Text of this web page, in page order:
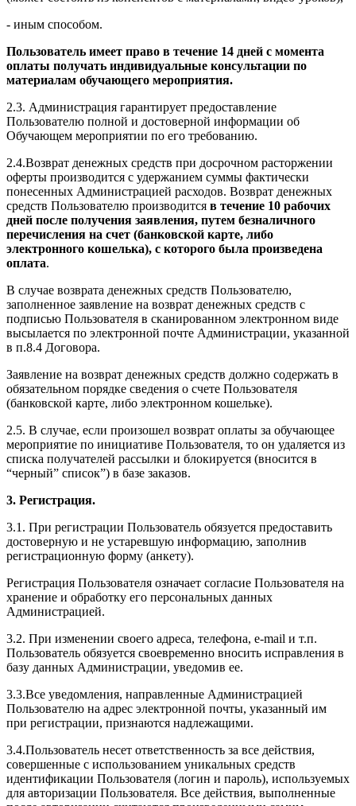
- иным способом.
Пользователь имеет право в течение 14 дней с момента
оплаты получать индивидуальные консультации по
материалам обучающего мероприятия.
2.3. Администрация гарантирует предоставление
Пользователю полной и достоверной информации об
Обучающем мероприятии по его требованию.
2.4.Возврат денежных средств при досрочном расторжении
оферты производится с удержанием суммы фактически
понесенных Администрацией расходов. Возврат денежных
средств Пользователю производится в течение 10 рабочих
дней после получения заявления, путем безналичного
перечисления на счет (банковской карте, либо
электронного кошелька), с которого была произведена
оплата.
В случае возврата денежных средств Пользователю,
заполненное заявление на возврат денежных средств с
подписью Пользователя в сканированном электронном виде
высылается по электронной почте Администрации, указанной
в п.8.4 Договора.
Заявление на возврат денежных средств должно содержать в
обязательном порядке сведения о счете Пользователя
(банковской карте, либо электронном кошельке).
2.5. В случае, если произошел возврат оплаты за обучающее
мероприятие по инициативе Пользователя, то он удаляется из
списка получателей рассылки и блокируется (вносится в
“черный” список”) в базе заказов.
3. Регистрация.
3.1. При регистрации Пользователь обязуется предоставить
достоверную и не устаревшую информацию, заполнив
регистрационную форму (анкету).
Регистрация Пользователя означает согласие Пользователя на
хранение и обработку его персональных данных
Администрацией.
3.2. При изменении своего адреса, телефона, e-mail и т.п.
Пользователь обязуется своевременно вносить исправления в
базу данных Администрации, уведомив ее.
3.3.Все уведомления, направленные Администрацией
Пользователю на адрес электронной почты, указанный им
при регистрации, признаются надлежащими.
3.4.Пользователь несет ответственность за все действия,
совершенные с использованием уникальных средств
идентификации Пользователя (логин и пароль), используемых
для авторизации Пользователя. Все действия, выполненные